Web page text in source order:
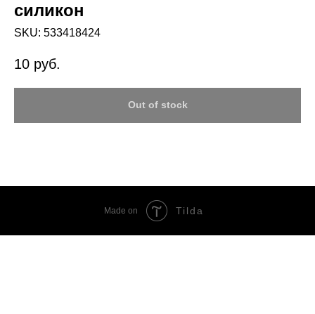
силикон
SKU: 533418424
10 руб.
Out of stock
Made on Tilda